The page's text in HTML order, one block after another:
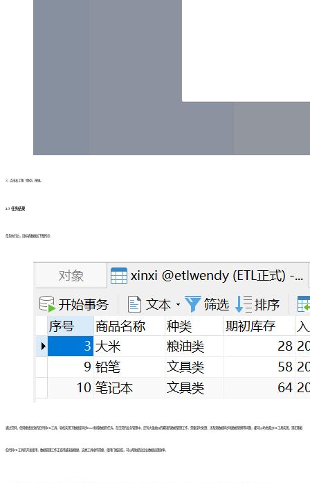
2）点击右上角「保存」按钮。
2.7 任务结果
任务执行后，目标表数据如下图所示：
通过范例，使用便捷高效的低代码ETL工具，轻松实现了数据库同步Excel新增数据的任务。在日常的业务管理中，还有大量类似的繁琐的数据管理工作，需要定时处理，涉及到数据同步和数据转换等问题，都可以考虑通过ETL工具实现，现在随着
低代码ETL工具的开发使用，数据管理工作正变得越来越便捷，这类工具操作简便，使用门槛较低，可以帮助提高企业数据治理效率。